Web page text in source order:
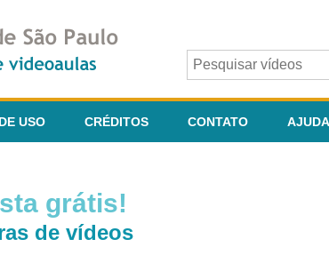
USO CRÉDITOS CONTATO AJUDA
grátis!
de vídeos